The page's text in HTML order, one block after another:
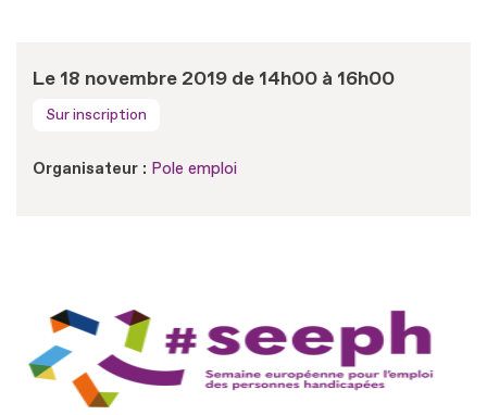
Le 18 novembre 2019 de 14h00 à 16h00
Sur inscription
Organisateur : Pole emploi